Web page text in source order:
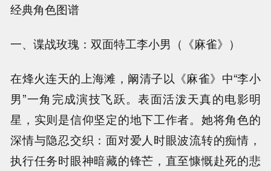
经典角色图谱
一、谍战玫瑰：双面特工李小男（《麻雀》）
在烽火连天的上海滩，阚清子以《麻雀》中“李小
男”一角完成演技飞跃。表面活泼天真的电影明
星，实则是信仰坚定的地下工作者。她将角色的
深情与隐忍交织：面对爱人时眼波流转的痴情，
执行任务时眼神暗藏的锋芒，直至慷慨赴死的悲